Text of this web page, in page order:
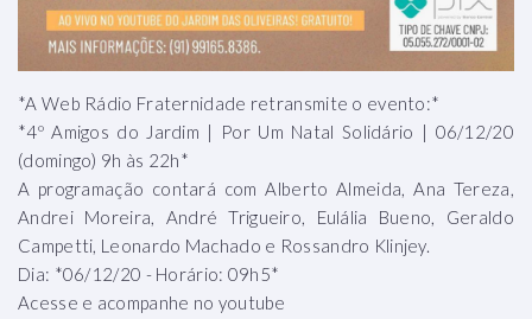
*A Web Rádio Fraternidade retransmite o evento:*
*4º Amigos do Jardim | Por Um Natal Solidário | 06/12/20
(domingo) 9h às 22h*
A programação contará com Alberto Almeida, Ana Tereza,
Andrei Moreira, André Trigueiro, Eulália Bueno, Geraldo
Campetti, Leonardo Machado e Rossandro Klinjey.
Dia: *06/12/20 - Horário: 09h5*
Acesse e acompanhe no youtube